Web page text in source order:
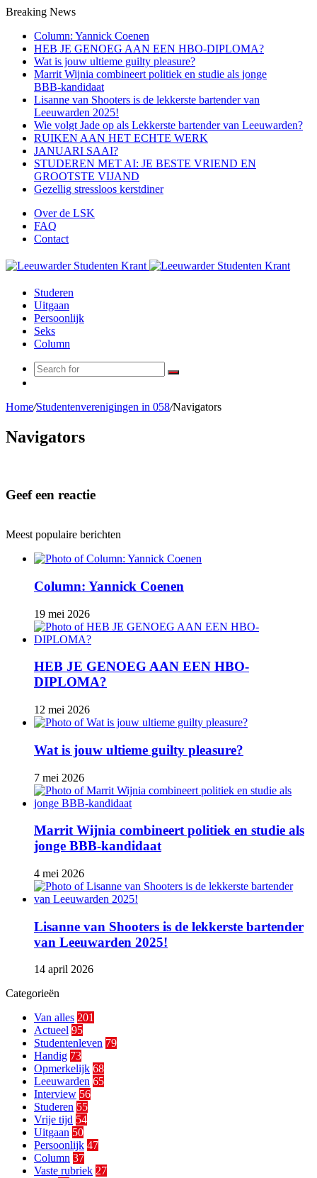
Breaking News
Column: Yannick Coenen
HEB JE GENOEG AAN EEN HBO-DIPLOMA?
Wat is jouw ultieme guilty pleasure?
Marrit Wijnia combineert politiek en studie als jonge
BBB‑kandidaat
Lisanne van Shooters is de lekkerste bartender van
Leeuwarden 2025!
Wie volgt Jade op als Lekkerste bartender van Leeuwarden?
RUIKEN AAN HET ECHTE WERK
JANUARI SAAI?
STUDEREN MET AI: JE BESTE VRIEND EN
GROOTSTE VIJAND
Gezellig stressloos kerstdiner
Over de LSK
FAQ
Contact
Menu
Studeren
Uitgaan
Persoonlijk
Seks
Column
Search
Home/Studentenverenigingen in 058/Navigators
Navigators
Geef een reactie
Meest populaire berichten
Column: Yannick Coenen
19 mei 2026
HEB JE GENOEG AAN EEN HBO-
DIPLOMA?
12 mei 2026
Wat is jouw ultieme guilty pleasure?
7 mei 2026
Marrit Wijnia combineert politiek en studie als
jonge BBB‑kandidaat
4 mei 2026
Lisanne van Shooters is de lekkerste bartender
van Leeuwarden 2025!
14 april 2026
Categorieën
Van alles 201
Actueel 95
Studentenleven 79
Handig 73
Opmerkelijk 68
Leeuwarden 65
Interview 56
Studeren 55
Vrije tijd 54
Uitgaan 50
Persoonlijk 47
Column 37
Vaste rubriek 27